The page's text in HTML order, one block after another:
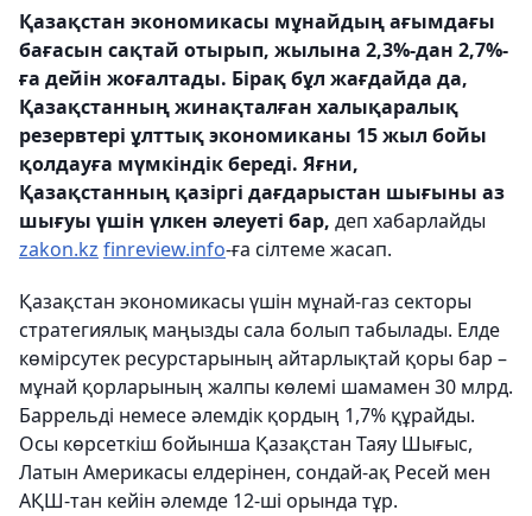
Қазақстан экономикасы мұнайдың ағымдағы
бағасын сақтай отырып, жылына 2,3%-дан 2,7%-
ға дейін жоғалтады. Бірақ бұл жағдайда да,
Қазақстанның жинақталған халықаралық
резервтері ұлттық экономиканы 15 жыл бойы
қолдауға мүмкіндік береді. Яғни,
Қазақстанның қазіргі дағдарыстан шығыны аз
шығуы үшін үлкен әлеуеті бар, деп хабарлайды
zakon.kz finreview.info-ға сілтеме жасап.
Қазақстан экономикасы үшін мұнай-газ секторы
стратегиялық маңызды сала болып табылады. Елде
көмірсутек ресурстарының айтарлықтай қоры бар –
мұнай қорларының жалпы көлемі шамамен 30 млрд.
Баррельді немесе әлемдік қордың 1,7% құрайды.
Осы көрсеткіш бойынша Қазақстан Таяу Шығыс,
Латын Америкасы елдерінен, сондай-ақ Ресей мен
АҚШ-тан кейін әлемде 12-ші орында тұр.